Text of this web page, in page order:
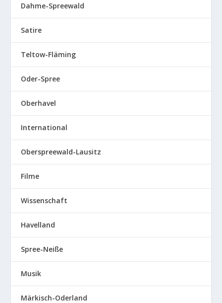
Dahme-Spreewald
Satire
Teltow-Fläming
Oder-Spree
Oberhavel
International
Oberspreewald-Lausitz
Filme
Wissenschaft
Havelland
Spree-Neiße
Musik
Märkisch-Oderland